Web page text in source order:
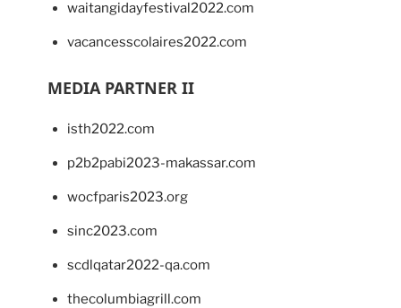
waitangidayfestival2022.com
vacancesscolaires2022.com
MEDIA PARTNER II
isth2022.com
p2b2pabi2023-makassar.com
wocfparis2023.org
sinc2023.com
scdlqatar2022-qa.com
thecolumbiagrill.com